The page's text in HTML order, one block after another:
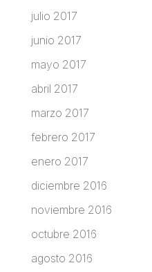
julio 2017
junio 2017
mayo 2017
abril 2017
marzo 2017
febrero 2017
enero 2017
diciembre 2016
noviembre 2016
octubre 2016
agosto 2016